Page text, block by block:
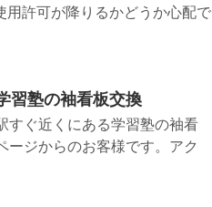
用許可が降りるかどうか心配で
習塾の袖看板交換
すぐ近くにある学習塾の袖看
ージからのお客様です。アク